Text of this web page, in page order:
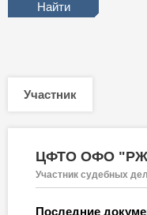
Участник
ЦФТО ОФО
Участник судебных дел
Последние